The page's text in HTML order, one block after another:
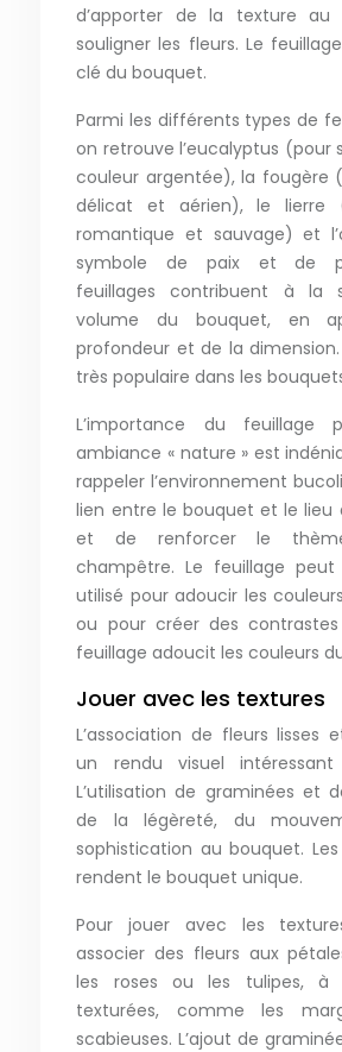
d’apporter de la texture
souligner les fleurs. Le
clé du bouquet.
Parmi les différents types de
on retrouve l’eucalyptus (pour
couleur argentée), la fougère
délicat et aérien), le lierre
romantique et sauvage) et
symbole de paix et de
feuillages contribuent à la
volume du bouquet, en
profondeur et de la dimension.
très populaire dans les
L’importance du feuillage
ambiance « nature » est
rappeler l’environnement
lien entre le bouquet et le lieu
et de renforcer le
champêtre. Le feuillage
utilisé pour adoucir les
ou pour créer des contrastes
feuillage adoucit les couleurs
Jouer avec les textures
L’association de fleurs lisses
un rendu visuel
L’utilisation de graminées et
de la légèreté, du
sophistication au bouquet.
rendent le bouquet unique.
Pour jouer avec les
associer des fleurs aux
les roses ou les tulipes, à
texturées, comme les
scabieuses. L’ajout de